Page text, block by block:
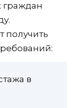
получить
в